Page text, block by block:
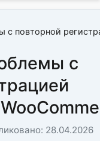
с повторной
с
28.04.2026